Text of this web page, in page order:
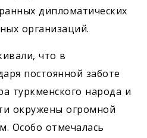
дипломатических
организаций.
что в
постоянной заботе
туркменского народа и
окружены огромной
Особо отмечалась